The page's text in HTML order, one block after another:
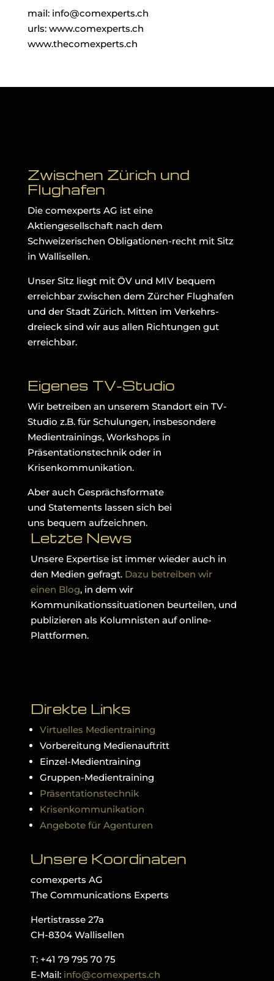
mail: info@comexperts.ch
urls: www.comexperts.ch
www.thecomexperts.ch
Zwischen Zürich und
Flughafen
Die comexperts AG ist eine
Aktiengesellschaft nach dem
Schweizerischen Obligationen-recht mit Sitz
in Wallisellen.
Unser Sitz liegt mit ÖV und MIV bequem
erreichbar zwischen dem Zürcher Flughafen
und der Stadt Zürich. Mitten im Verkehrs-
dreieck sind wir aus allen Richtungen gut
erreichbar.
Eigenes TV-Studio
Wir betreiben an unserem Standort ein TV-
Studio z.B. für Schulungen, insbesondere
Medientrainings, Workshops in
Präsentationstechnik oder in
Krisenkommunikation.
Aber auch Gesprächsformate
und Statements lassen sich bei
uns bequem aufzeichnen.
Letzte News
Unsere Expertise ist immer wieder auch in
den Medien gefragt. Dazu betreiben wir
einen Blog, in dem wir
Kommunikationssituationen beurteilen, und
publizieren als Kolumnisten auf online-
Plattformen.
Direkte Links
Virtuelles Medientraining
Vorbereitung Medienauftritt
Einzel-Medientraining
Gruppen-Medientraining
Präsentationstechnik
Krisenkommunikation
Angebote für Agenturen
Unsere Koordinaten
comexperts AG
The Communications Experts
Hertistrasse 27a
CH-8304 Wallisellen
T: +41 79 795 70 75
E-Mail: info@comexperts.ch